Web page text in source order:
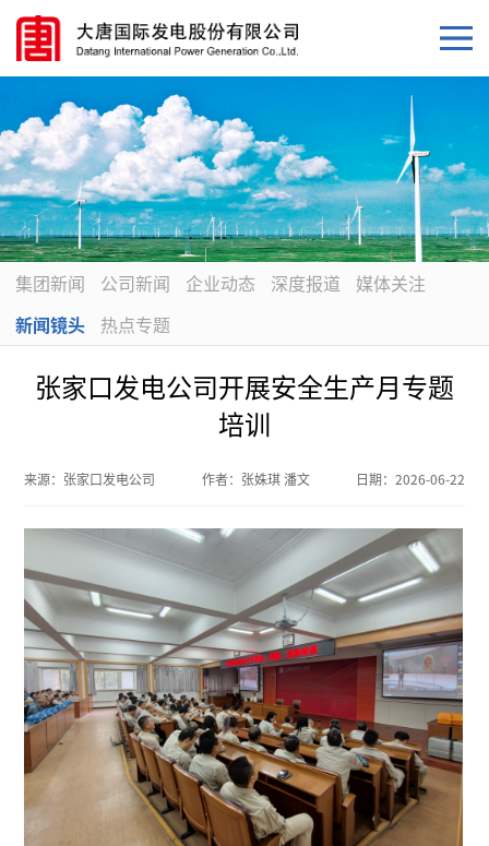
集团新闻 公司新闻 企业动态 深度报道
媒体关注
新闻镜头
热点专题
张家口发电公司开展安全生产月专题
培训
来源： 张家口发电公司 作者： 张姝琪 潘文 日期： 2026-06-22